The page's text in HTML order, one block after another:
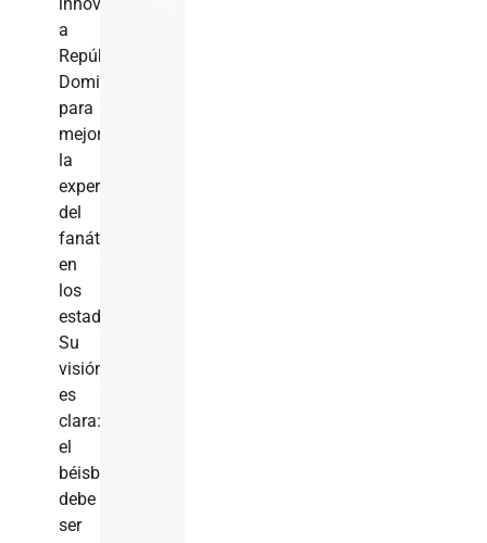
a
República
Dominicana
para
mejorar
la
experiencia
del
fanático
en
los
estadios.
Su
visión
es
clara:
el
béisbol
debe
ser